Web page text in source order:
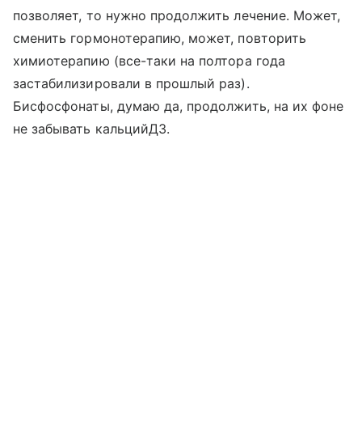
позволяет, то нужно продолжить лечение. Может,
сменить гормонотерапию, может, повторить
химиотерапию (все-таки на полтора года
застабилизировали в прошлый раз).
Бисфосфонаты, думаю да, продолжить, на их фоне
не забывать кальцийД3.